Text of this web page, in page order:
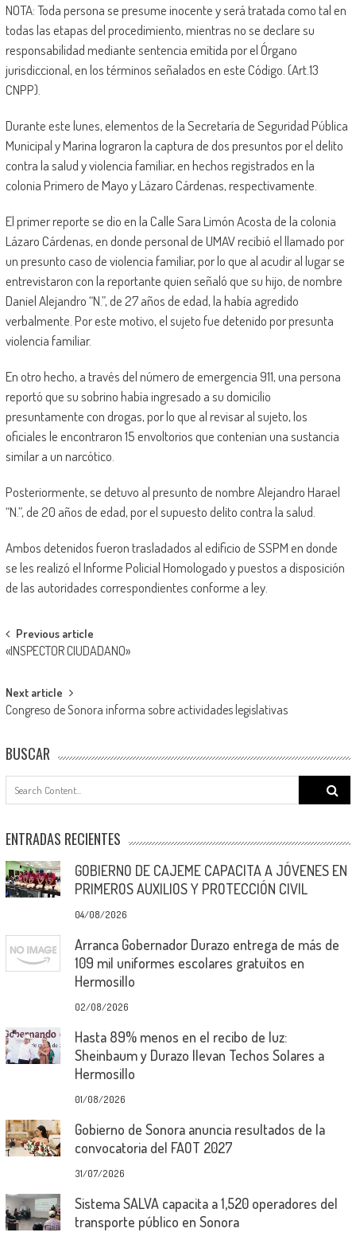
NOTA: Toda persona se presume inocente y será tratada como tal en
todas las etapas del procedimiento, mientras no se declare su
responsabilidad mediante sentencia emitida por el Órgano
jurisdiccional, en los términos señalados en este Código. (Art.13
CNPP).
Durante este lunes, elementos de la Secretaría de Seguridad Pública
Municipal y Marina lograron la captura de dos presuntos por el delito
contra la salud y violencia familiar, en hechos registrados en la
colonia Primero de Mayo y Lázaro Cárdenas, respectivamente.
El primer reporte se dio en la Calle Sara Limón Acosta de la colonia
Lázaro Cárdenas, en donde personal de UMAV recibió el llamado por
un presunto caso de violencia familiar, por lo que al acudir al lugar se
entrevistaron con la reportante quien señaló que su hijo, de nombre
Daniel Alejandro “N.”, de 27 años de edad, la había agredido
verbalmente. Por este motivo, el sujeto fue detenido por presunta
violencia familiar.
En otro hecho, a través del número de emergencia 911, una persona
reportó que su sobrino había ingresado a su domicilio
presuntamente con drogas, por lo que al revisar al sujeto, los
oficiales le encontraron 15 envoltorios que contenían una sustancia
similar a un narcótico.
Posteriormente, se detuvo al presunto de nombre Alejandro Harael
“N.”, de 20 años de edad, por el supuesto delito contra la salud.
Ambos detenidos fueron trasladados al edificio de SSPM en donde
se les realizó el Informe Policial Homologado y puestos a disposición
de las autoridades correspondientes conforme a ley.
Post
navigation
Previous article
«INSPECTOR CIUDADANO»
Next article
Congreso de Sonora informa sobre actividades legislativas
BUSCAR
Search
ENTRADAS RECIENTES
GOBIERNO DE CAJEME CAPACITA A JÓVENES EN
PRIMEROS AUXILIOS Y PROTECCIÓN CIVIL
04/08/2026
Arranca Gobernador Durazo entrega de más de
109 mil uniformes escolares gratuitos en
Hermosillo
02/08/2026
Hasta 89% menos en el recibo de luz:
Sheinbaum y Durazo llevan Techos Solares a
Hermosillo
01/08/2026
Gobierno de Sonora anuncia resultados de la
convocatoria del FAOT 2027
31/07/2026
Sistema SALVA capacita a 1,520 operadores del
transporte público en Sonora